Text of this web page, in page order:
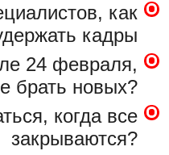
как
кадры
24 февраля,
брать новых?
когда все
закрываются?